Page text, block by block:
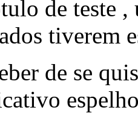
de teste ,
tiverem
de se